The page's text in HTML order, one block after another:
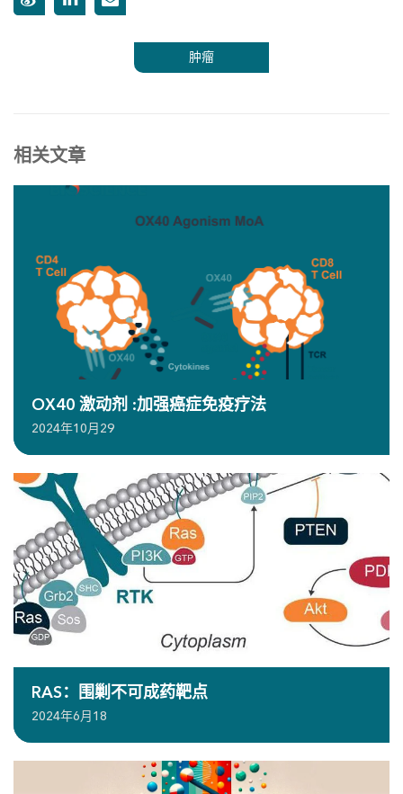
肿瘤
相关文章
OX40 激动剂 :加强癌症免疫疗法
2024年10月29
RAS：围剿不可成药靶点
2024年6月18